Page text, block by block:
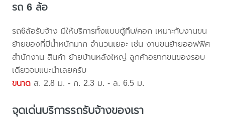
รถ 6 ล้อ
รถ6ล้อรับจ้าง มีให้บริการทั้งแบบตู้ทึบ/คอก เหมาะกับงานขน
ย้ายของที่มีน้ำหนักมาก จำนวนเยอะ เช่น งานขนย้ายออฟฟิศ
สำนักงาน สินค้า ย้ายบ้านหลังใหญ่ ลูกค้าอยากขนของรอบ
เดียวจบแนะนำเลยครับ
ขนาด ส. 2.8 ม. - ก. 2.3 ม. - ล. 6.5 ม.
จุดเด่นบริการรถรับจ้างของเรา